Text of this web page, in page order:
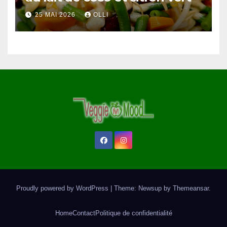
25 MAI 2026 OLLI
Proudly powered by WordPress Theme: Newsup by Themeansar.
HomeContactPolitique de confidentialité